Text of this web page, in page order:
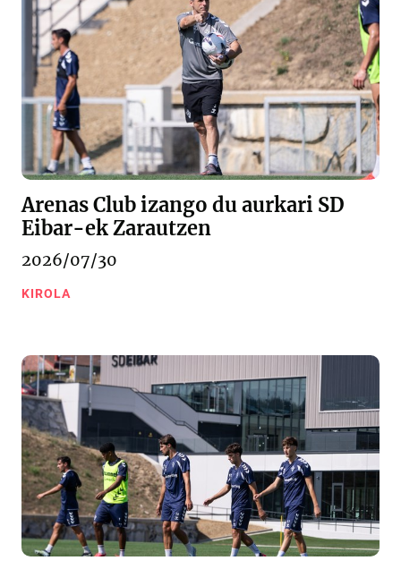
Arenas Club izango du aurkari SD
Eibar-ek Zarautzen
2026/07/30
KIROLA